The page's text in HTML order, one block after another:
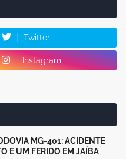
Twitter
Instagram
MG-401: ACIDENTE
E UM FERIDO EM JAÍBA